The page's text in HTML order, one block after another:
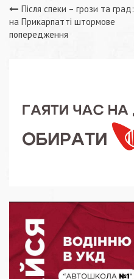
Навігація
записів
Після спеки – грози та град:
на Прикарпатті штормове
попередження